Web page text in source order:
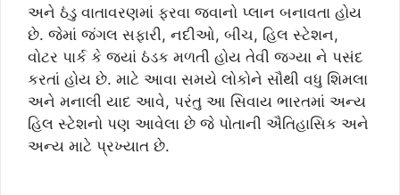
અને ઠંડુ વાતાવરણમાં ફરવા જવાનો પ્લાન બનાવતા હોય
છે. જેમાં જંગલ સફારી, નદીઓ, બીચ, હિલ સ્ટેશન,
વોટર પાર્ક કે જ્યાં ઠંડક મળતી હોય તેવી જગ્યા ને પસંદ
કરતાં હોય છે. માટે આવા સમયે લોકોને સૌથી વધુ શિમલા
અને મનાલી યાદ આવે, પરંતુ આ સિવાય ભારતમાં અન્ય
હિલ સ્ટેશનો પણ આવેલા છે જે પોતાની ઐતિહાસિક અને
અન્ય માટે પ્રખ્યાત છે.